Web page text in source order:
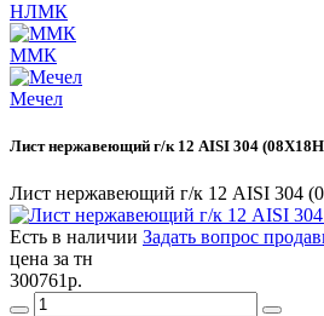
НЛМК
ММК
Мечел
Лист нержавеющий г/к 12 AISI 304
Лист нержавеющий г/к 12 AISI 304
Есть в наличии Задать вопрос
цена за тн
300761р.